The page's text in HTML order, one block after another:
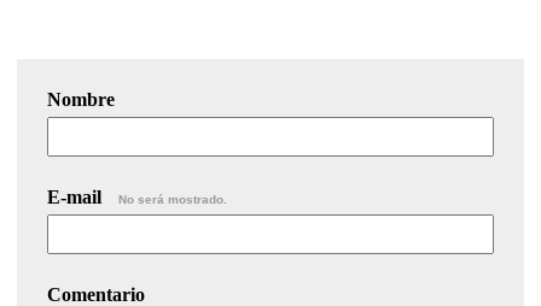
Nombre
E-mail No será mostrado.
Comentario